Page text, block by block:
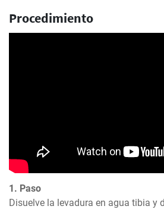
Procedimiento
1. Paso
Disuelve la levadura en agua tibia y